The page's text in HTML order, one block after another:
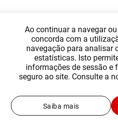
Ao continuar a navegar
concorda com a
navegação para analisar
estatísticas. Isto
informações de sessão e
seguro ao site. Consulte a
Saiba mais